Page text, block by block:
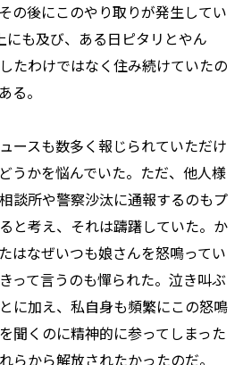
の後にこのやり取りが発生してい
にも及び、ある日ピタリとやん
たわけではなく住み続けていたの
る。
ースも数多く報じられていただけ
うかを悩んでいた。ただ、他人様
談所や警察沙汰に通報するのもプ
と考え、それは躊躇していた。か
はなぜいつも娘さんを怒鳴ってい
って言うのも憚られた。泣き叫ぶ
に加え、私自身も頻繁にこの怒鳴
聞くのに精神的に参ってしまった
らから解放されたかったのだ。